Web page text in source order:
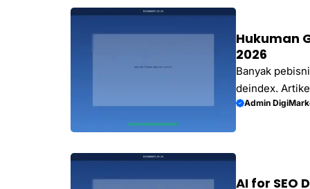
Hukuman
2026
Banyak
deindex.
solusi
Admin
AI for SEO